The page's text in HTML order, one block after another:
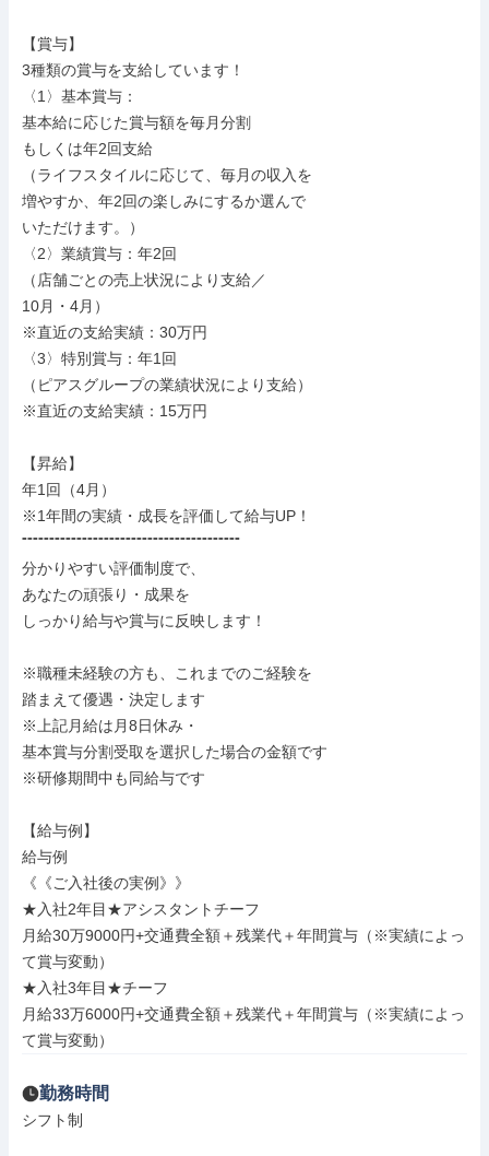
【賞与】
3種類の賞与を支給しています！
〈1〉基本賞与：
基本給に応じた賞与額を毎月分割
もしくは年2回支給
（ライフスタイルに応じて、毎月の収入を
増やすか、年2回の楽しみにするか選んで
いただけます。）
〈2〉業績賞与：年2回
（店舗ごとの売上状況により支給／
10月・4月）
※直近の支給実績：30万円
〈3〉特別賞与：年1回
（ピアスグループの業績状況により支給）
※直近の支給実績：15万円
【昇給】
年1回（4月）
※1年間の実績・成長を評価して給与UP！
⁼⁼⁼⁼⁼⁼⁼⁼⁼⁼⁼⁼⁼⁼⁼⁼⁼⁼⁼⁼⁼⁼⁼⁼⁼⁼⁼⁼⁼⁼⁼⁼⁼⁼⁼⁼⁼⁼⁼⁼
分かりやすい評価制度で、
あなたの頑張り・成果を
しっかり給与や賞与に反映します！
※職種未経験の方も、これまでのご経験を
踏まえて優遇・決定します
※上記月給は月8日休み・
基本賞与分割受取を選択した場合の金額です
※研修期間中も同給与です
【給与例】
給与例
《《ご入社後の実例》》
★入社2年目★アシスタントチーフ
月給30万9000円+交通費全額＋残業代＋年間賞与（※実績によっ
て賞与変動）
★入社3年目★チーフ
月給33万6000円+交通費全額＋残業代＋年間賞与（※実績によっ
て賞与変動）
勤務時間
シフト制